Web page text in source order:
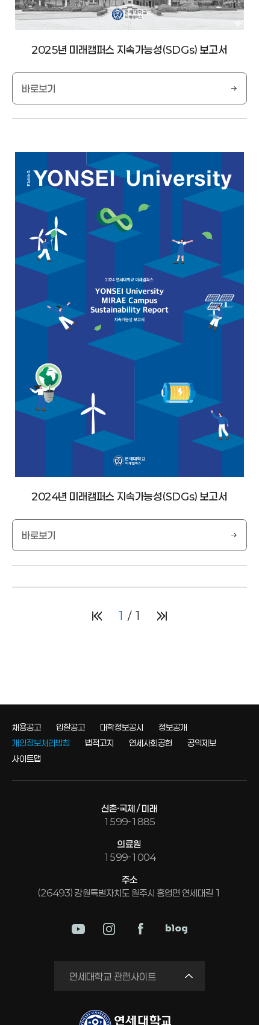
2025년 미래캠퍼스 지속가능성(SDGs) 보고서
바로보기
2024년 미래캠퍼스 지속가능성(SDGs) 보고서
바로보기
1 1
채용공고 입찰공고 대학정보공시
정보공개
개인정보처리방침
법적고지 연세사회공헌
공익제보
사이트맵
신촌·국제 / 미래
1599-1885
의료원
1599-1004
주소
(26493) 강원특별자치도 원주시 흥업면 연세대길 1
연세대학교 관련사이트
미래평생교육원
연구실 안전관리시스템